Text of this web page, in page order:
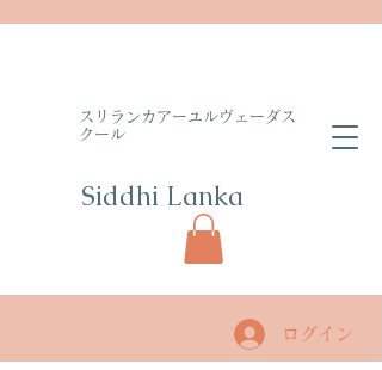
​スリランカアーユルヴェーダス
クール
Siddhi Lanka​
ログイン